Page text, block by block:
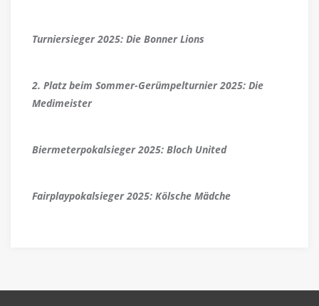
Turniersieger 2025: Die Bonner Lions
2. Platz beim Sommer-Gerümpelturnier 2025: Die
Medimeister
Biermeterpokalsieger 2025: Bloch United
Fairplaypokalsieger 2025: Kölsche Mädche